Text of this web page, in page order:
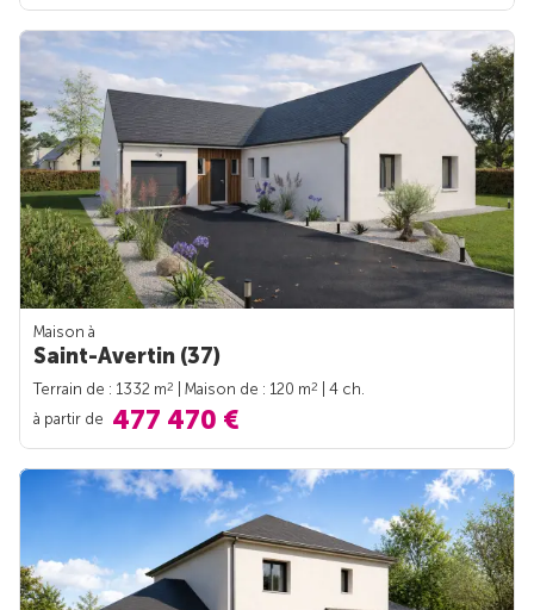
Maison à
Saint-Avertin (37)
Terrain de : 1332 m2 | Maison de : 120 m2
| 4 ch.
à partir de 477 470 €